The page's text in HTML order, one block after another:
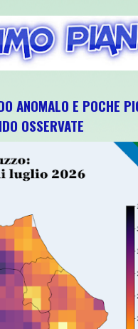
ANOMALO E POCHE
OSSERVATE